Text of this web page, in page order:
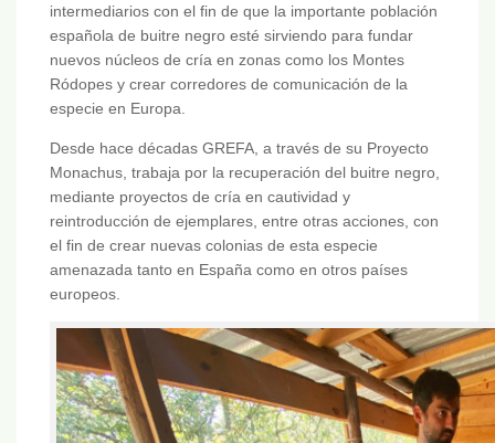
intermediarios con el fin de que la importante población
española de buitre negro esté sirviendo para fundar
nuevos núcleos de cría en zonas como los Montes
Ródopes y crear corredores de comunicación de la
especie en Europa.
Desde hace décadas GREFA, a través de su Proyecto
Monachus, trabaja por la recuperación del buitre negro,
mediante proyectos de cría en cautividad y
reintroducción de ejemplares, entre otras acciones, con
el fin de crear nuevas colonias de esta especie
amenazada tanto en España como en otros países
europeos.